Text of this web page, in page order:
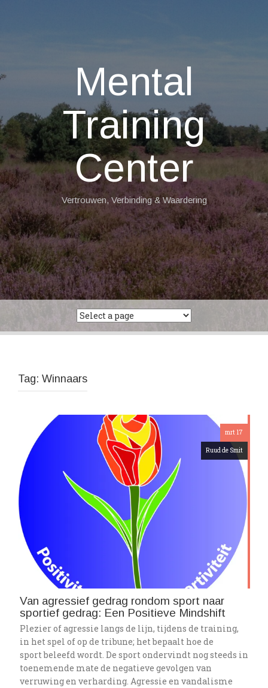
Mental
Training
Center
Vertrouwen, Verbinding & Waardering
Tag: Winnaars
mrt 17
Ruud de Smit
Van agressief gedrag rondom sport naar
sportief gedrag: Een Positieve Mindshift
Plezier of agressie langs de lijn, tijdens de training,
in het spel of op de tribune; het bepaalt hoe de
sport beleefd wordt. De sport ondervindt nog steeds in
toenemende mate de negatieve gevolgen van
verruwing en verharding. Agressie en vandalisme